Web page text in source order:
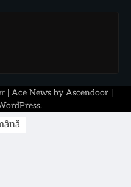
| Ace News by Ascendoor|
.